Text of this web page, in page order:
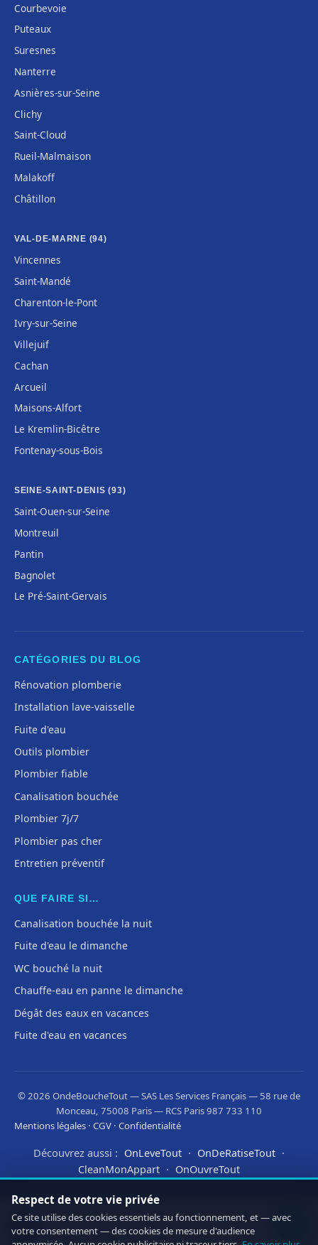
Courbevoie
Puteaux
Suresnes
Nanterre
Asnières-sur-Seine
Clichy
Saint-Cloud
Rueil-Malmaison
Malakoff
Châtillon
VAL-DE-MARNE (94)
Vincennes
Saint-Mandé
Charenton-le-Pont
Ivry-sur-Seine
Villejuif
Cachan
Arcueil
Maisons-Alfort
Le Kremlin-Bicêtre
Fontenay-sous-Bois
SEINE-SAINT-DENIS (93)
Saint-Ouen-sur-Seine
Montreuil
Pantin
Bagnolet
Le Pré-Saint-Gervais
CATÉGORIES DU BLOG
Rénovation plomberie
Installation lave-vaisselle
Fuite d'eau
Outils plombier
Plombier fiable
Canalisation bouchée
Plombier 7j/7
Plombier pas cher
Entretien préventif
QUE FAIRE SI…
Canalisation bouchée la nuit
Fuite d'eau le dimanche
WC bouché la nuit
Chauffe-eau en panne le dimanche
Dégât des eaux en vacances
Fuite d'eau en vacances
© 2026 OndeBoucheTout — SAS Les Services Français — 58 rue de
Monceau, 75008 Paris — RCS Paris 987 733 110
Mentions légales · CGV · Confidentialité
Découvrez aussi : OnLeveTout · OnDeRatiseTout ·
CleanMonAppart · OnOuvreTout
Respect de votre vie privée
Ce site utilise des cookies essentiels au fonctionnement, et — avec
votre consentement — des cookies de mesure d'audience